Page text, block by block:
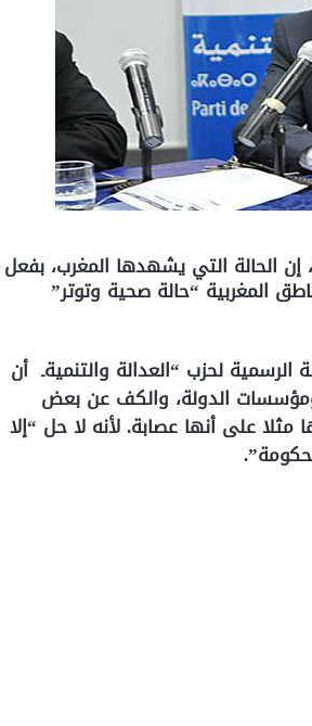
إن الحالة التي يشهدها المغرب، بفعل
المغربية “حالة صحية وتوتر”
لحزب “العدالة والتنميةـ أن
الدولة، والكف عن بعض
على أنها عصابة. لأنه لا حل “إلا